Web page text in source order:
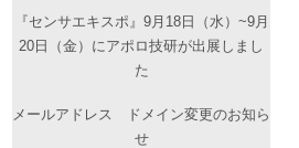
『センサエキスポ』9月18日（水）~9月
20日（金）にアポロ技研が出展しまし
た
メールアドレス ドメイン変更のお知ら
せ